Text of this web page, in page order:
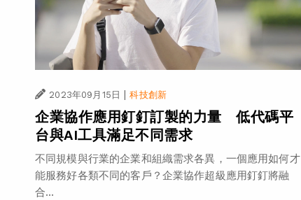
2023年09月15日 | 科技創新
企業協作應用釘釘訂製的力量 低代碼平
台與AI工具滿足不同需求
不同規模與行業的企業和組織需求各異，一個應用如何才
能服務好各類不同的客戶？企業協作超級應用釘釘將融
合...